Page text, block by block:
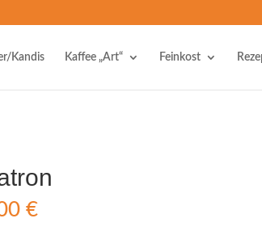
Kandis Kaffee „Art“ Feinkost
€